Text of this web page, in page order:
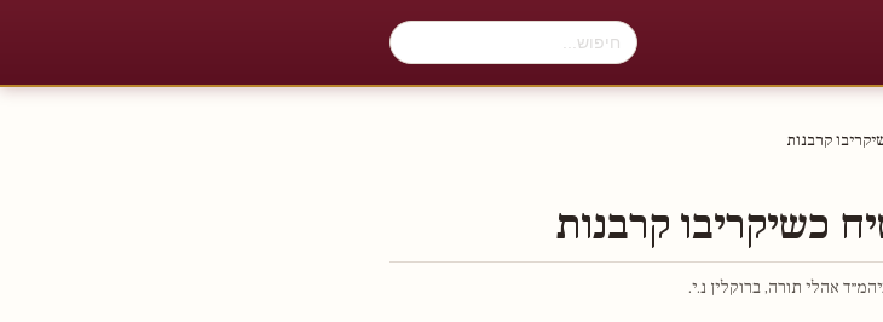
קרבנות
כשיקריבו קרבנות
אהלי תורה, ברוקלין נ.י.